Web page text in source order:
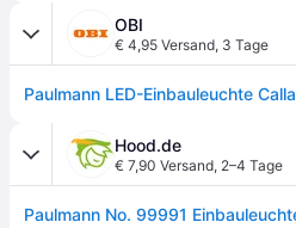
OBI
€ 4,95 Versand, 3 Tage
Hood.de
€ 7,90 Versand, 2–4 Tage